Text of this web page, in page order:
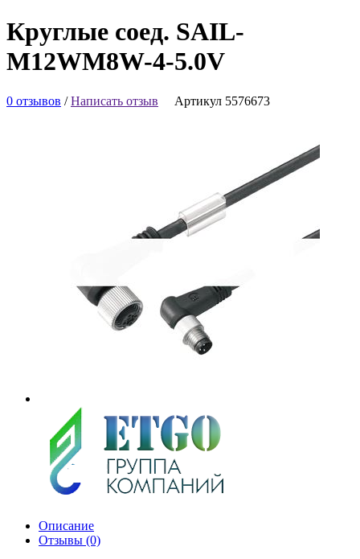
Круглые соед. SAIL-
M12WM8W-4-5.0V
0 отзывов /Написать отзыв Артикул 5576673
Описание
Отзывы (0)